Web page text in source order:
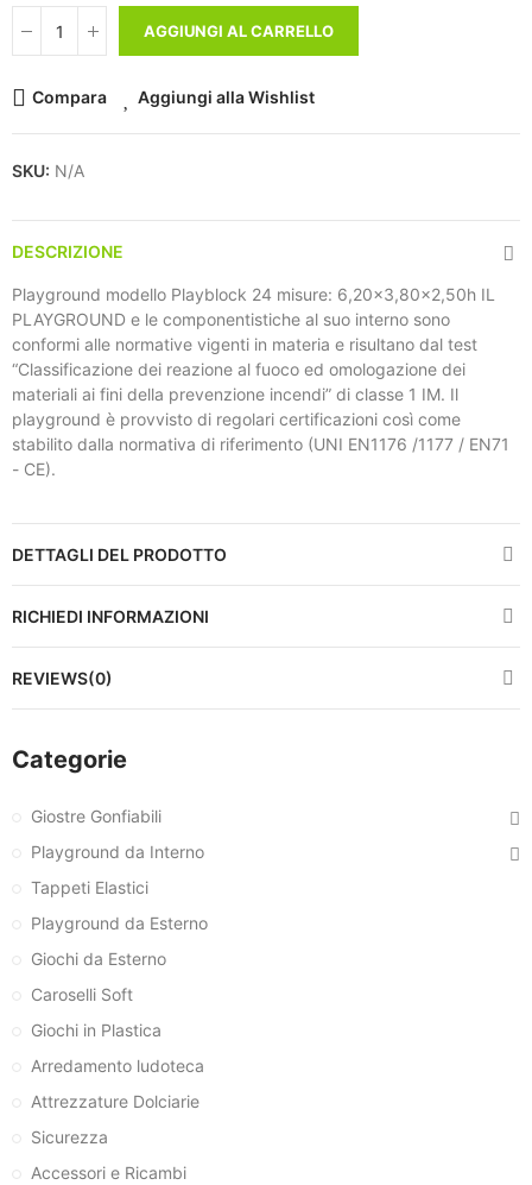
AGGIUNGI AL CARRELLO
Compara Aggiungi alla Wishlist
SKU: N/A
DESCRIZIONE
Playground modello Playblock 24 misure: 6,20x3,80x2,50h IL
PLAYGROUND e le componentistiche al suo interno sono
conformi alle normative vigenti in materia e risultano dal test
“Classificazione dei reazione al fuoco ed omologazione dei
materiali ai fini della prevenzione incendi” di classe 1 IM. Il
playground è provvisto di regolari certificazioni così come
stabilito dalla normativa di riferimento (UNI EN1176 /1177 / EN71
- CE).
DETTAGLI DEL PRODOTTO
RICHIEDI INFORMAZIONI
REVIEWS(0)
Categorie
Giostre Gonfiabili
Playground da Interno
Tappeti Elastici
Playground da Esterno
Giochi da Esterno
Caroselli Soft
Giochi in Plastica
Arredamento ludoteca
Attrezzature Dolciarie
Sicurezza
Accessori e Ricambi